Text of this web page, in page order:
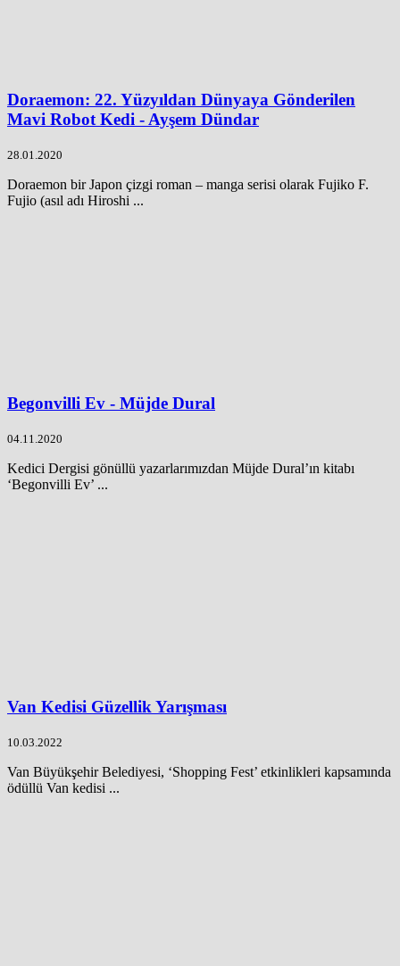
Doraemon: 22. Yüzyıldan Dünyaya Gönderilen
Mavi Robot Kedi - Ayşem Dündar
28.01.2020
Doraemon bir Japon çizgi roman – manga serisi olarak Fujiko F.
Fujio (asıl adı Hiroshi ...
Begonvilli Ev - Müjde Dural
04.11.2020
Kedici Dergisi gönüllü yazarlarımızdan Müjde Dural’ın kitabı
‘Begonvilli Ev’ ...
Van Kedisi Güzellik Yarışması
10.03.2022
Van Büyükşehir Belediyesi, ‘Shopping Fest’ etkinlikleri kapsamında
ödüllü Van kedisi ...